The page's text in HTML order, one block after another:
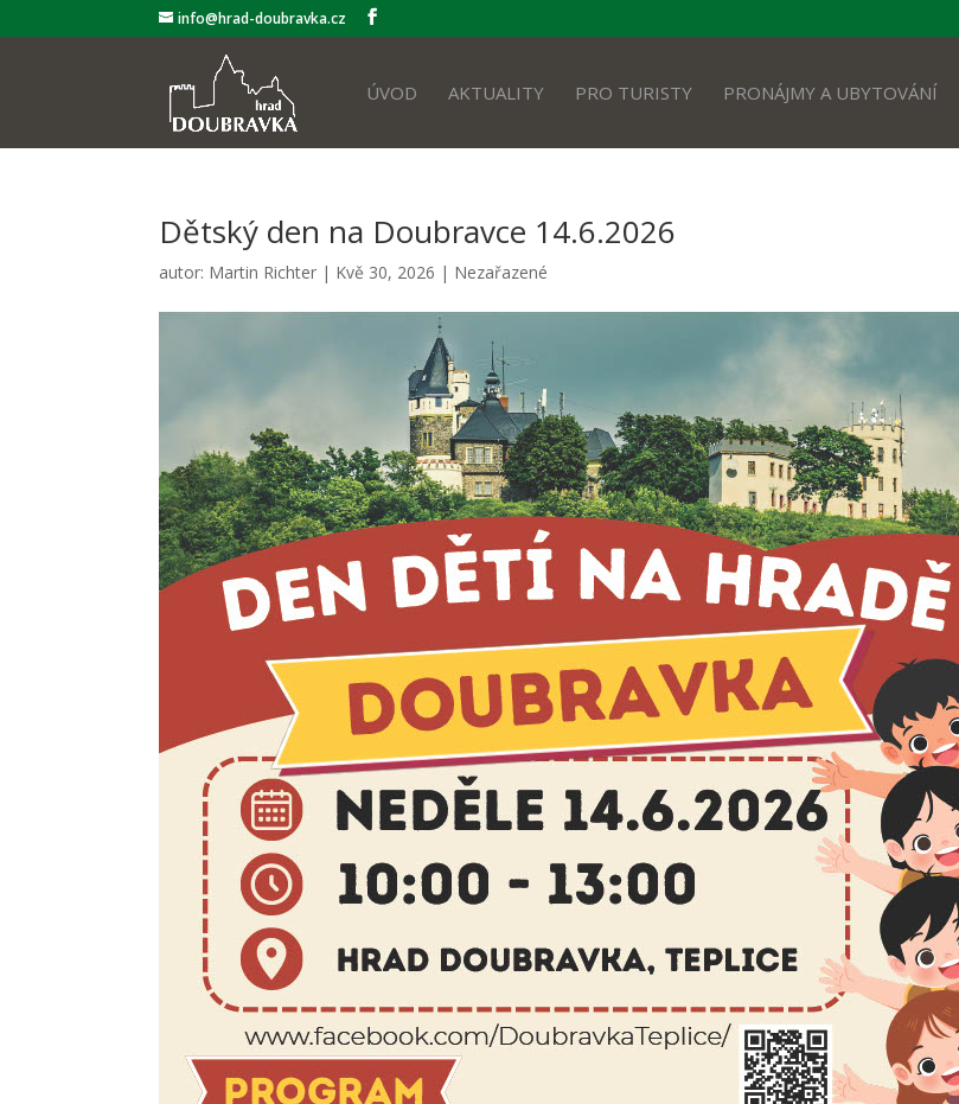
info@hrad-doubravka.cz
ÚVOD AKTUALITY PRO TURISTY PRONÁJMY A UBYTOVÁNÍ
Dětský den na Doubravce 14.6.2026
autor: Martin Richter | Kvě 30, 2026 | Nezařazené